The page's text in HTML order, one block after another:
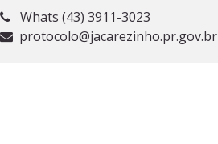
Whats (43) 3911-3023
protocolo@jacarezinho.pr.gov.br